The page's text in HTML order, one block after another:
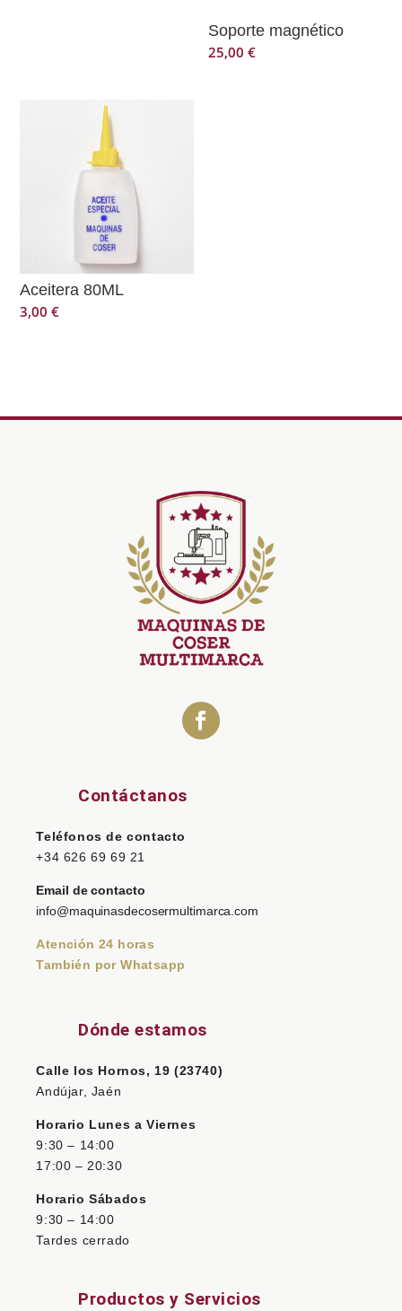
Soporte magnético
25,00€
Aceitera 80ML
3,00€
Contáctanos
Teléfonos de contacto
+34 626 69 69 21
Email de contacto
info@maquinasdecosermultimarca.com
Atención 24 horas
También por Whatsapp
Dónde estamos
Calle los Hornos, 19 (23740)
Andújar, Jaén
Horario Lunes a Viernes
9:30 – 14:00
17:00 – 20:30
Horario Sábados
9:30 – 14:00
Tardes cerrado
Productos y Servicios